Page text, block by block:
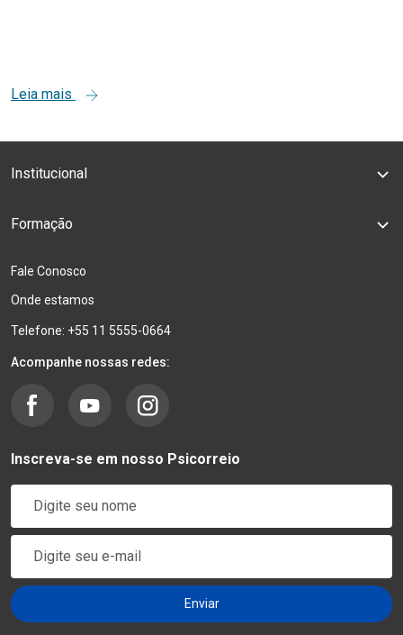
Leia mais
Institucional
Formação
Fale Conosco
Onde estamos
Telefone: +55 11 5555-0664
Acompanhe nossas redes:
Inscreva-se em nosso Psicorreio